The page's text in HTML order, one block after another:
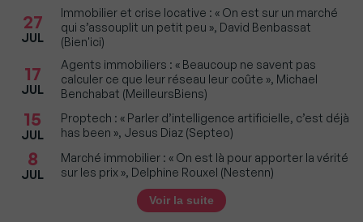
27
JUL
Immobilier et crise locative : « On est sur un marché
qui s’assouplit un petit peu », David Benbassat
(Bien'ici)
17
JUL
Agents immobiliers : « Beaucoup ne savent pas
calculer ce que leur réseau leur coûte », Michael
Benchabat (MeilleursBiens)
15
JUL
Proptech : « Parler d’intelligence artificielle, c’est déjà
has been », Jesus Diaz (Septeo)
8
JUL
Marché immobilier : « On est là pour apporter la vérité
sur les prix », Delphine Rouxel (Nestenn)
Voir la suite